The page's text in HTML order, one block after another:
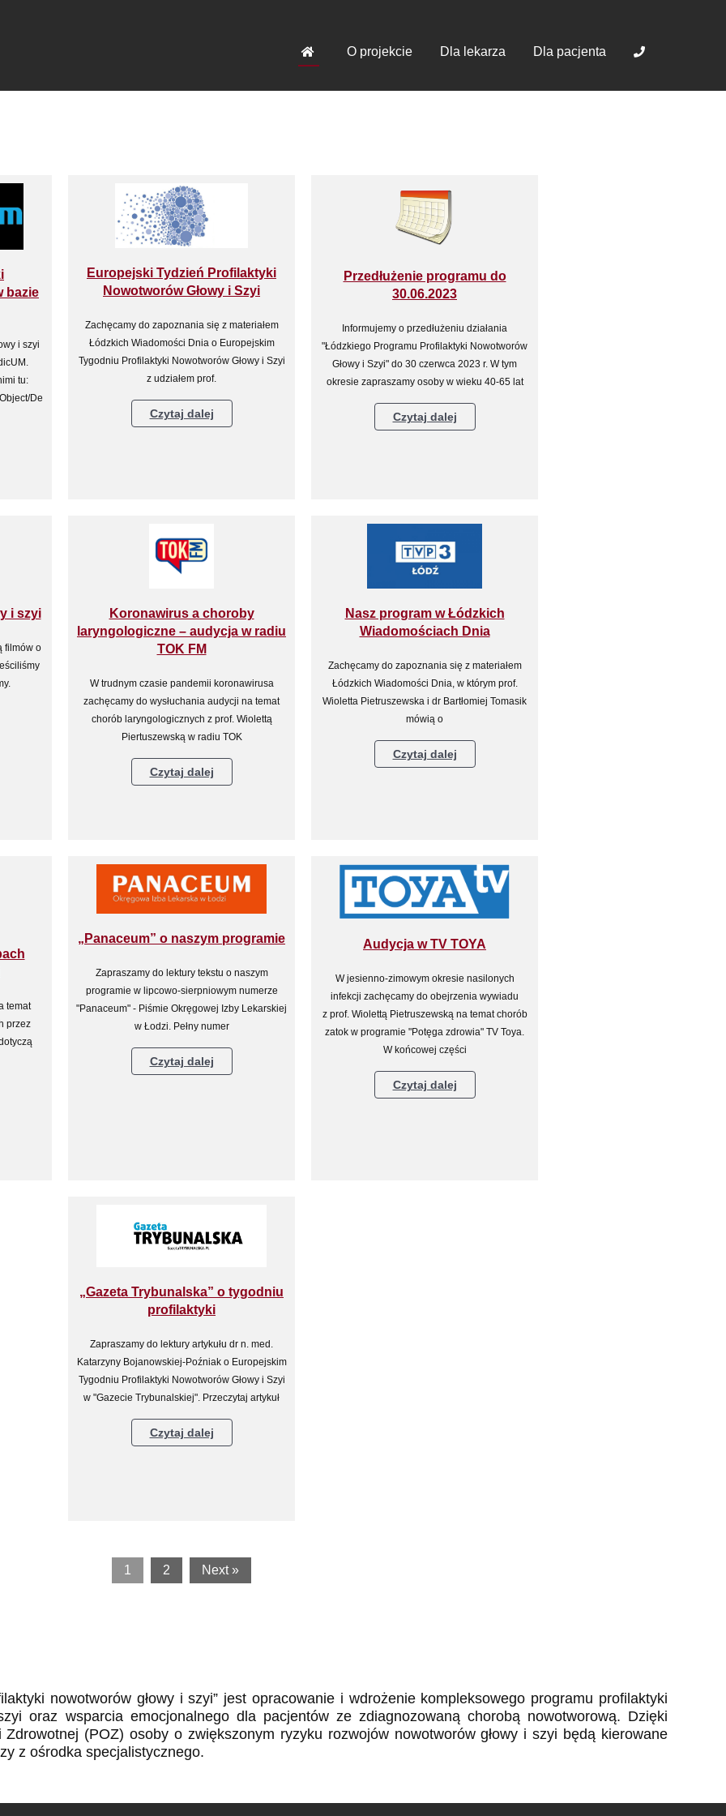
O projekcie Dla lekarza Dla pacjenta
bazie
i szyi
tu:
De
Europejski Tydzień Profilaktyki
Nowotworów Głowy i Szyi
Zachęcamy do zapoznania się z materiałem
Łódzkich Wiadomości Dnia o Europejskim
Tygodniu Profilaktyki Nowotworów Głowy i Szyi
z udziałem prof.
Czytaj dalej
Przedłużenie programu do
30.06.2023
Informujemy o przedłużeniu działania
"Łódzkiego Programu Profilaktyki Nowotworów
Głowy i Szyi" do 30 czerwca 2023 r. W tym
okresie zapraszamy osoby w wieku 40‐65 lat
Czytaj dalej
i szyi
filmów o
Koronawirus a choroby
laryngologiczne – audycja w radiu
TOK FM
W trudnym czasie pandemii koronawirusa
zachęcamy do wysłuchania audycji na temat
chorób laryngologicznych z prof. Wiolettą
Piertuszewską w radiu TOK
Czytaj dalej
Nasz program w Łódzkich
Wiadomościach Dnia
Zachęcamy do zapoznania się z materiałem
Łódzkich Wiadomości Dnia, w którym prof.
Wioletta Pietruszewska i dr Bartłomiej Tomasik
mówią o
Czytaj dalej
temat
przez
„Panaceum” o naszym programie
Zapraszamy do lektury tekstu o naszym
programie w lipcowo-sierpniowym numerze
"Panaceum" - Piśmie Okręgowej Izby Lekarskiej
w Łodzi. Pełny numer
Czytaj dalej
Audycja w TV TOYA
W jesienno-zimowym okresie nasilonych
infekcji zachęcamy do obejrzenia wywiadu
z prof. Wiolettą Pietruszewską na temat chorób
zatok w programie "Potęga zdrowia" TV Toya.
W końcowej części
Czytaj dalej
„Gazeta Trybunalska” o tygodniu
profilaktyki
Zapraszamy do lektury artykułu dr n. med.
Katarzyny Bojanowskiej-Poźniak o Europejskim
Tygodniu Profilaktyki Nowotworów Głowy i Szyi
w "Gazecie Trybunalskiej". Przeczytaj artykuł
Czytaj dalej
1 2 Next »
nowotworów głowy i szyi” jest opracowanie i wdrożenie kompleksowego programu profilaktyki
oraz wsparcia emocjonalnego dla pacjentów ze zdiagnozowaną chorobą nowotworową. Dzięki
(POZ) osoby o zwiększonym ryzyku rozwojów nowotworów głowy i szyi będą kierowane
z ośrodka specjalistycznego.